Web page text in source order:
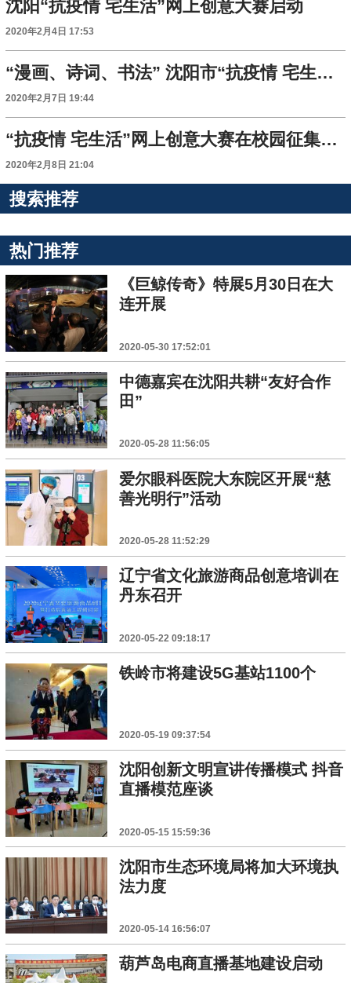
沈阳“抗疫情 宅生活”网上创意大赛启动
2020年2月4日 17:53
“漫画、诗词、书法” 沈阳市“抗疫情 宅生活”网上创意大赛热闹进行
2020年2月7日 19:44
“抗疫情 宅生活”网上创意大赛在校园征集作品
2020年2月8日 21:04
搜索推荐
热门推荐
《巨鲸传奇》特展5月30日在大
连开展
2020-05-30 17:52:01
中德嘉宾在沈阳共耕“友好合作
田”
2020-05-28 11:56:05
爱尔眼科医院大东院区开展“慈
善光明行”活动
2020-05-28 11:52:29
辽宁省文化旅游商品创意培训在
丹东召开
2020-05-22 09:18:17
铁岭市将建设5G基站1100个
2020-05-19 09:37:54
沈阳创新文明宣讲传播模式 抖音
直播模范座谈
2020-05-15 15:59:36
沈阳市生态环境局将加大环境执
法力度
2020-05-14 16:56:07
葫芦岛电商直播基地建设启动